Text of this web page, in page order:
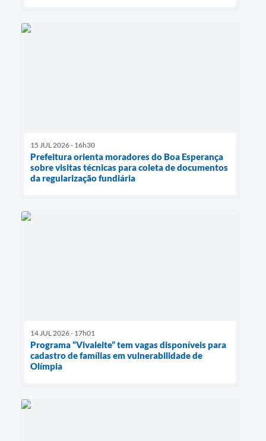
15 JUL 2026 - 16h30
Prefeitura orienta moradores do Boa Esperança
sobre visitas técnicas para coleta de documentos
da regularização fundiária
14 JUL 2026 - 17h01
Programa “Vivaleite” tem vagas disponíveis para
cadastro de famílias em vulnerabilidade de
Olímpia